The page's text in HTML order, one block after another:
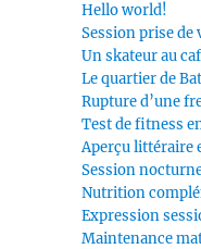
Hello world!
Session prise de
Un skateur au
Le quartier de
Rupture d’une
Test de fitness
Aperçu littéraire
Session
Nutrition
Expression
Maintenance